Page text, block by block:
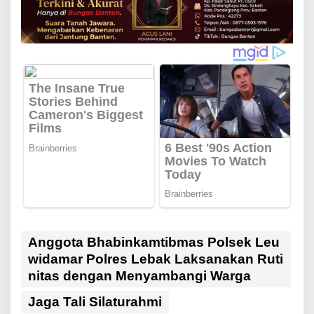
Anggota Bhabinkamtibmas Polsek Leu
widamar Polres Lebak Laksanakan Ruti
nitas dengan Menyambangi Warga
Jaga Tali Silaturahmi